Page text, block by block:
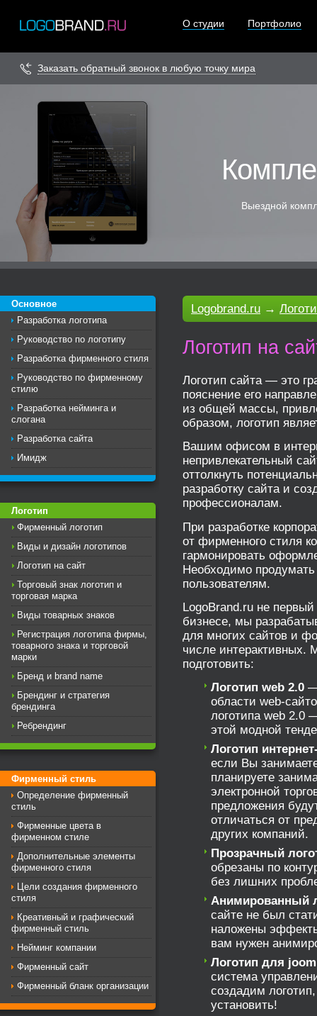
О студии Портфолио
Заказать обратный звонок в любую точку мира
Выездной
Основное
Разработка логотипа
Руководство по логотипу
Разработка фирменного стиля
Руководство по фирменному
стилю
Разработка нейминга и
слогана
Разработка сайта
Имидж
Логотип
Фирменный логотип
Виды и дизайн логотипов
Логотип на сайт
Торговый знак логотип и
торговая марка
Виды товарных знаков
Регистрация логотипа фирмы,
товарного знака и торговой
марки
Бренд и brand name
Брендинг и стратегия
брендинга
Ребрендинг
Фирменный стиль
Определение фирменный
стиль
Фирменные цвета в
фирменном стиле
Дополнительные элементы
фирменного стиля
Цели создания фирменного
стиля
Креативный и графический
фирменный стиль
Нейминг компании
Фирменный сайт
Фирменный бланк организации
Logobrand.ru →
Логотип на
Логотип сайта — это
пояснение его
из общей массы,
образом, логотип
Вашим офисом в
непривлекательный
оттолкнуть
разработку сайта и
профессионалам.
При разработке
от фирменного стиля
гармонировать
Необходимо
пользователям.
LogoBrand.ru не
бизнесе, мы
для многих сайтов и
числе
подготовить:
Логотип web 2.0
области web-
логотипа web 2.0
этой модной
Логотип
если Вы
планируете
электронной
предложения
отличаться от
других компаний.
Прозрачный
обрезаны по
без лишних
Анимированный
сайте не был
наложены
вам нужен
Логотип для
система
создадим
установить!